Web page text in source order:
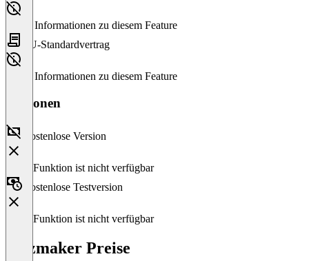
Keine Informationen zu diesem Feature
EU-Standardvertrag
Keine Informationen zu diesem Feature
Versionen
Kostenlose Version
Diese Funktion ist nicht verfügbar
Kostenlose Testversion
Diese Funktion ist nicht verfügbar
quizmaker Preise